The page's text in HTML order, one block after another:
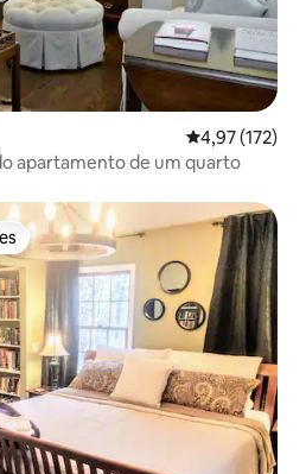
4,97 de uma
4,97 (172)
apartamento de um quarto
dos hóspedes